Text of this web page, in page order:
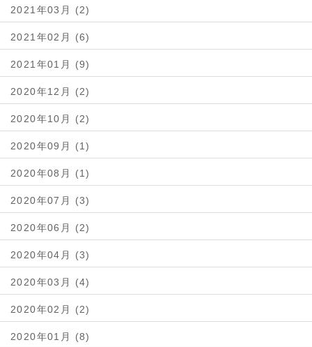
2021年03月 (2)
2021年02月 (6)
2021年01月 (9)
2020年12月 (2)
2020年10月 (2)
2020年09月 (1)
2020年08月 (1)
2020年07月 (3)
2020年06月 (2)
2020年04月 (3)
2020年03月 (4)
2020年02月 (2)
2020年01月 (8)